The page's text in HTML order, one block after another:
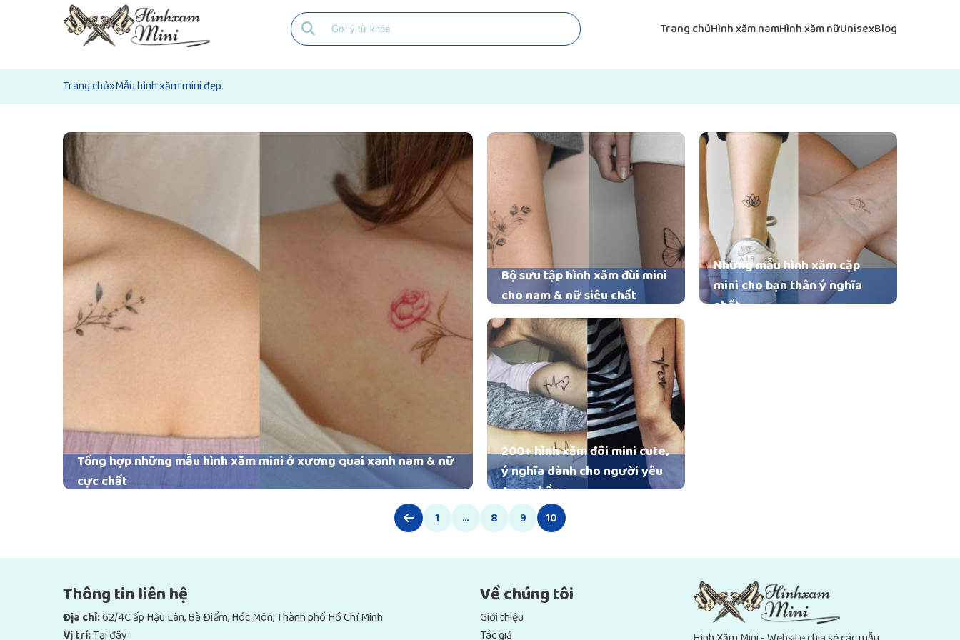
Trang chủHình xăm namHình xăm nữUnisexBlog
Trang chủ»Mẫu hình xăm mini đẹp
Tổng hợp những mẫu hình xăm mini ở xương quai xanh nam & nữ
cực chất
Bộ sưu tập hình xăm đùi mini
cho nam & nữ siêu chất
Những mẫu hình xăm cặp
mini cho bạn thân ý nghĩa
nhất
200+ hình xăm đôi mini cute,
ý nghĩa dành cho người yêu
& vợ chồng
1 … 8 9 10
Thông tin liên hệ
Địa chỉ:62/4C ấp Hậu Lân, Bà Điểm, Hóc Môn, Thành phố Hồ Chí Minh
Vị trí:Tại đây
Về chúng tôi
Giới thiệu
Tác giả